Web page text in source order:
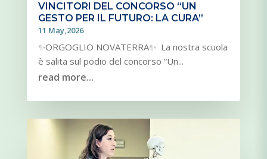
VINCITORI DEL CONCORSO “UN
GESTO PER IL FUTURO: LA CURA”
11 May,2026
✨ORGOGLIO NOVATERRA✨ La nostra scuola
è salita sul podio del concorso “Un...
read more...